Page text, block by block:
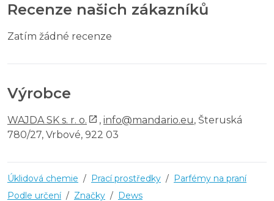
Recenze našich zákazníků
Zatím žádné recenze
Výrobce
WAJDA SK s. r. o. , info@mandario.eu, Šteruská
780/27, Vrbové, 922 03
Úklidová chemie / Prací prostředky /
Parfémy na praní
Podle určení / Značky /
Dews